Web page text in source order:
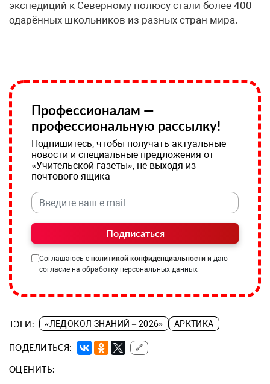
экспедиций к Северному полюсу стали более 400
одарённых школьников из разных стран мира.
Профессионалам —
профессиональную рассылку!
Подпишитесь, чтобы получать актуальные
новости и специальные предложения от
«Учительской газеты», не выходя из
почтового ящика
Подписаться
Соглашаюсь с политикой конфиденциальности и даю
согласие на обработку персональных данных
ТЭГИ: «ЛЕДОКОЛ ЗНАНИЙ – 2026» АРКТИКА
ПОДЕЛИТЬСЯ: 🔗
ОЦЕНИТЬ: